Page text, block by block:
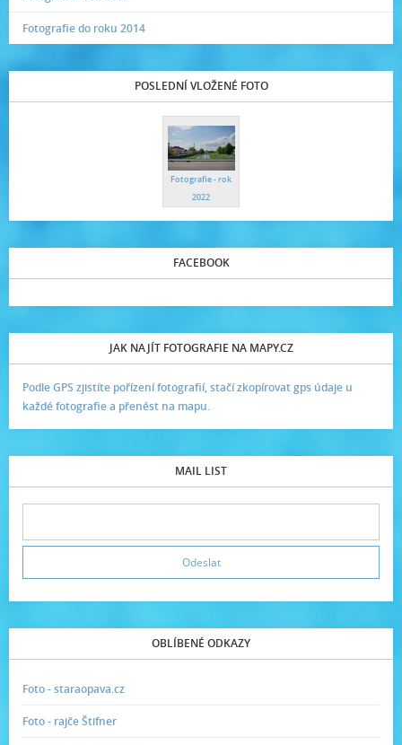
Fotografie do roku 2014
POSLEDNÍ VLOŽENÉ FOTO
Fotografie - rok
2022
FACEBOOK
JAK NAJÍT FOTOGRAFIE NA MAPY.CZ
Podle GPS zjistíte pořízení fotografií, stačí zkopírovat gps údaje u
každé fotografie a přenést na mapu.
MAIL LIST
OBLÍBENÉ ODKAZY
Foto - staraopava.cz
Foto - rajče Štifner